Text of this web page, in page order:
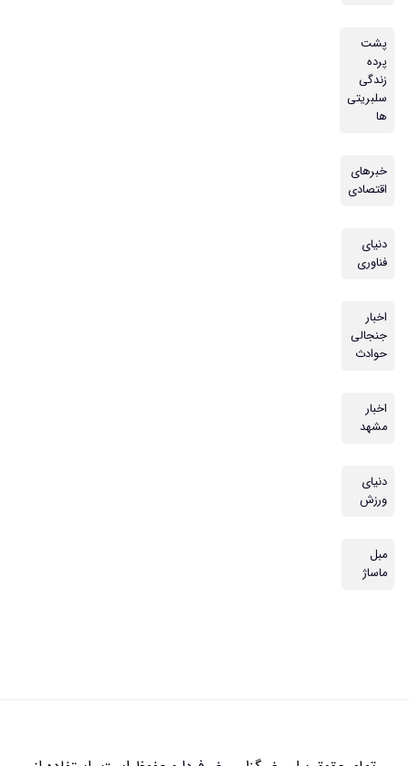
پشت
پرده
زندگی
سلبریتی
ها
خبرهای
اقتصادی
دنیای
فناوری
اخبار
جنجالی
حوادث
اخبار
مشهد
دنیای
ورزش
مبل
ماساژ